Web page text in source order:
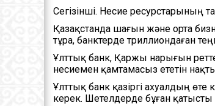
Сегізінші. Несие
Қазақстанда шағын және орта
тұра, банктерде триллиондаған
Ұлттық банк, Қаржы нарығын
несиемен қамтамасыз ететін
Ұлттық банк қазіргі ахуалдың
керек. Шетелдерде бұған қатысты